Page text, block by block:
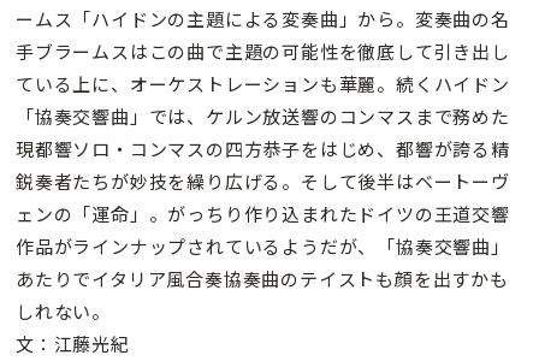
ームス「ハイドンの主題による変奏曲」から。変奏曲の名
手ブラームスはこの曲で主題の可能性を徹底して引き出し
ている上に、オーケストレーションも華麗。続くハイドン
「協奏交響曲」では、ケルン放送響のコンマスまで務めた
現都響ソロ・コンマスの四方恭子をはじめ、都響が誇る精
鋭奏者たちが妙技を繰り広げる。そして後半はベートーヴ
ェンの「運命」。がっちり作り込まれたドイツの王道交響
作品がラインナップされているようだが、「協奏交響曲」
あたりでイタリア風合奏協奏曲のテイストも顔を出すかも
しれない。
文：江藤光紀